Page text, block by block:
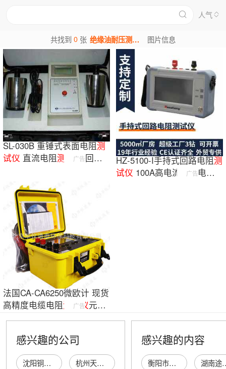
人气
共找到0 张 绝缘油耐压测试仪图片 图片信息
SL-030B 重锤式表面电阻测
试仪 直流电阻测试仪回路
广告 HZ-5100-I手持式回路电阻测
试仪 100A高电流接触电阻
广告
法国CA-CA6250微欧计 现货
高精度电缆电阻测试仪元器
广告
感兴趣的公司
沈阳铜铭绝缘油漆厂 杭州天鼎绝缘油有限公司
感兴趣的内容
衡阳市红日装饰设计有限公司 湖南途